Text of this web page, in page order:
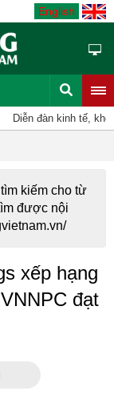
English
Diễn đàn kinh tế,
kiếm cho từ
được nội
xếp hạng
đạt